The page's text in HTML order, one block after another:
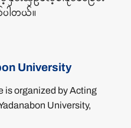
ါတယ်။
University
is organized by Acting
University,